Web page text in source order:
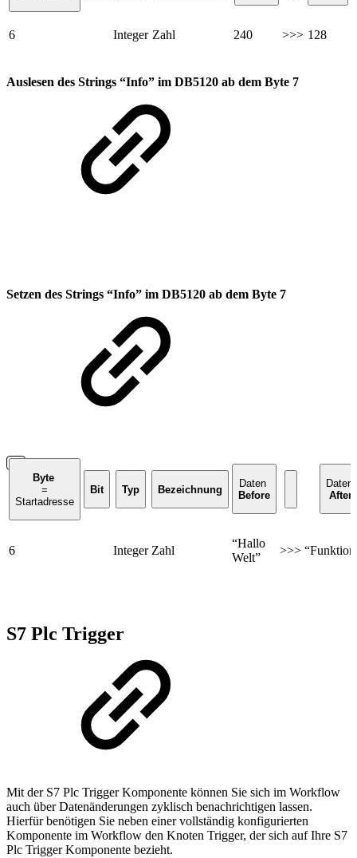
6 Integer Zahl 240 >>> 128
Auslesen des Strings “Info” im DB5120 ab dem Byte 7
Setzen des Strings “Info” im DB5120 ab dem Byte 7
Byte
=
Startadresse
Bit Typ Bezeichnung
Daten
Before
Daten
After
6 Integer Zahl
“Hallo
Welt”
>>>
S7 Plc Trigger
Mit der S7 Plc Trigger Komponente können Sie sich im Workflow
auch über Datenänderungen zyklisch benachrichtigen lassen.
Hierfür benötigen Sie neben einer vollständig konfigurierten
Komponente im Workflow den Knoten Trigger, der sich auf Ihre S7
Plc Trigger Komponente bezieht.